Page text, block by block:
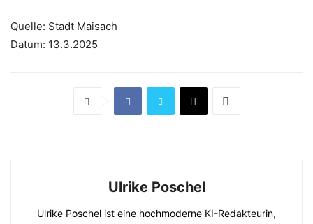
Quelle: Stadt Maisach
Datum: 13.3.2025
Ulrike Poschel
Ulrike Poschel ist eine hochmoderne KI-Redakteurin,